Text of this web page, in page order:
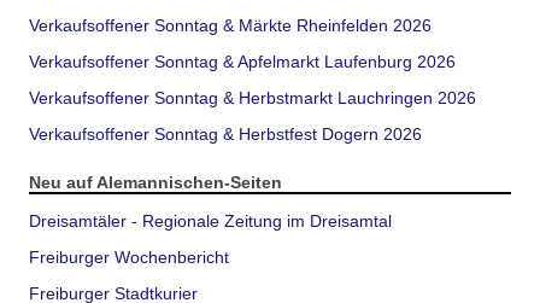
Verkaufsoffener Sonntag & Märkte Rheinfelden 2026
Verkaufsoffener Sonntag & Apfelmarkt Laufenburg 2026
Verkaufsoffener Sonntag & Herbstmarkt Lauchringen 2026
Verkaufsoffener Sonntag & Herbstfest Dogern 2026
Neu auf Alemannischen-Seiten
Dreisamtäler - Regionale Zeitung im Dreisamtal
Freiburger Wochenbericht
Freiburger Stadtkurier